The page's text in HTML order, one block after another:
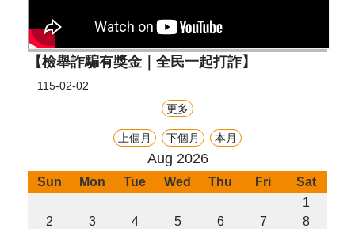
【檢舉詐騙有獎金｜全民一起打詐】
115-02-02
更多
上個月 下個月 本月
Aug 2026
Sun Mon Tue Wed Thu Fri
Sat
1
2
3 4 5 6 7
8